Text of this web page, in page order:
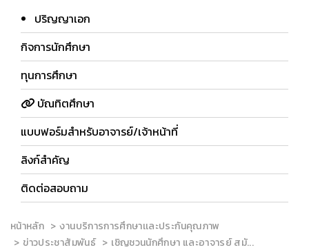
ปริญญาเอก
กิจการนักศึกษา
ทุนการศึกษา
บัณทิตศึกษา
แบบฟอร์มสำหรับอาจารย์/เจ้าหน้าที่
ลิงก์สำคัญ
ติดต่อสอบถาม
หน้าหลัก
งานบริการการศึกษาเเละประกันคุณภาพ
ข่าวประชาสัมพันธ์
เชิญชวนนักศึกษา และอาจารย์ สมั...